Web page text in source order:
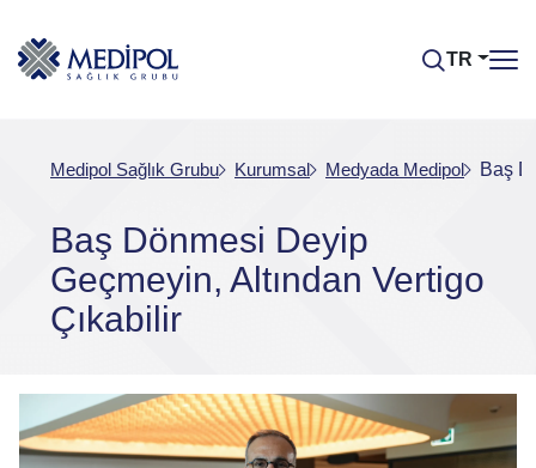
TR
Medipol Sağlık Grubu Kurumsal Medyada Medipol Baş
Baş Dönmesi Deyip
Geçmeyin, Altından Vertigo
Çıkabilir